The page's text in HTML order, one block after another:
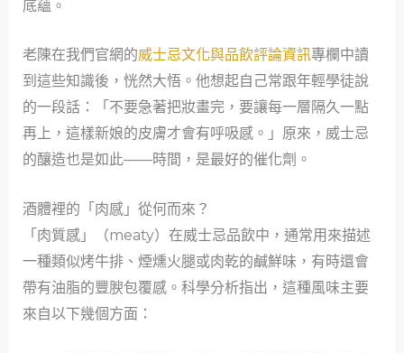
底蘊。
老陳在我們官網的威士忌文化與品飲評論資訊專欄中讀
到這些知識後，恍然大悟。他想起自己常跟年輕學徒說
的一段話：「不要急著把妝畫完，要讓每一層隔久一點
再上，這樣新娘的皮膚才會有呼吸感。」原來，威士忌
的釀造也是如此——時間，是最好的催化劑。
酒體裡的「肉感」從何而來？
「肉質感」（meaty）在威士忌品飲中，通常用來描述
一種類似烤牛排、煙燻火腿或肉乾的鹹鮮味，有時還會
帶有油脂的豐腴包覆感。科學分析指出，這種風味主要
來自以下幾個方面：